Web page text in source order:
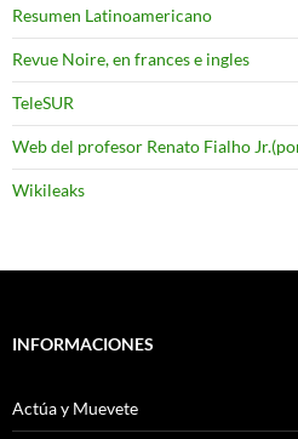
Resumen Latinoamericano
Revue Noire, en frances e ingles
TeleSUR
Web del profesor Renato Fialho
Wikileaks
INFORMACIONES
Actúa y Muevete